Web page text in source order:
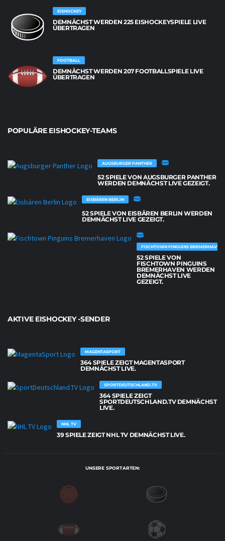
EISHOCKEY
DEMNÄCHST WERDEN 225 EISHOCKEYSPIELE LIVE
ÜBERTRAGEN
FOOTBALL
DEMNÄCHST WERDEN 207 FOOTBALLSPIELE LIVE
ÜBERTRAGEN
POPULÄRE EISHOCKEY-TEAMS
AUGSBURGER PANTHER
52 SPIELE VON AUGSBURGER PANTHER
WERDEN DEMNÄCHST LIVE GEZEIGT.
EISBÄREN BERLIN
52 SPIELE VON EISBÄREN BERLIN WERDEN
DEMNÄCHST LIVE GEZEIGT.
FISCHTOWN PINGUINS BREMERHAVEN
52 SPIELE VON
FISCHTOWN PINGUINS
BREMERHAVEN WERDEN
DEMNÄCHST LIVE
GEZEIGT.
AKTIVE EISHOCKEY -SENDER
MAGENTASPORT
364 SPIELE ZEIGT MAGENTASPORT
DEMNÄCHST LIVE.
SPORTDEUTSCHLAND.TV
364 SPIELE ZEIGT
SPORTDEUTSCHLAND.TV DEMNÄCHST
LIVE.
NHL TV
39 SPIELE ZEIGT NHL TV DEMNÄCHST LIVE.
UNSERE SPORTARTEN: